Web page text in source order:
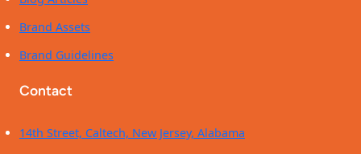
Brand Assets
Brand Guidelines
Contact
14th Street, Caltech, New Jersey, Alabama